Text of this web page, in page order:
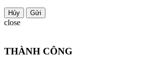
Hủy
close
THÀNH CÔNG